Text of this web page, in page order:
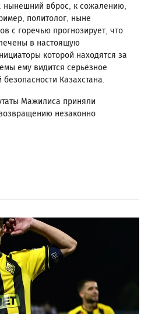
нынешний вброс, к сожалению,
политолог, ныне
с горечью прогнозирует, что
в настоящую
которой находятся за
ему видится серьёзное
Казахстана.
Мажилиса приняли
незаконно